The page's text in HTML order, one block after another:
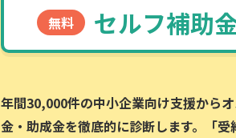
無料 セルフ補助
年間30,000件の中小企業向け支援から
金・助成金を徹底的に診断します。「受